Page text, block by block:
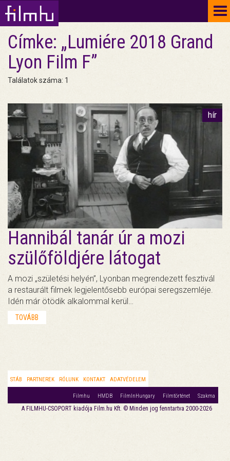
Címke: „Lumiére 2018 Grand
Lyon Film F”
Találatok száma: 1
hír
Hannibál tanár úr a mozi
szülőföldjére látogat
A mozi „születési helyén”, Lyonban megrendezett fesztivál
a restaurált filmek legjelentősebb európai seregszemléje.
Idén már ötödik alkalommal kerül…
TOVÁBB
STÁB PARTNEREK RÓLUNK KONTAKT ADATVÉDELEM
Filmhu HMDB FilmInHungary Filmtörténet Szakma
A FILMHU-CSOPORT kiadója Film.hu Kft. © Minden jog fenntartva 2000-2026